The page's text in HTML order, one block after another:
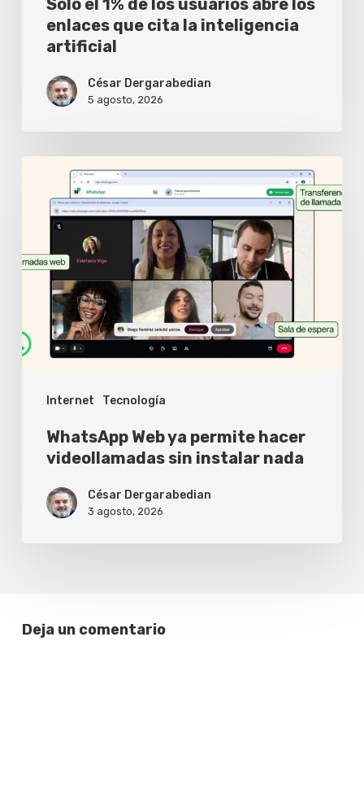
inteligencia
artificial
enlaces que cita la inteligencia
artificial
César Dergarabedian
5 agosto, 2026
Internet Tecnología
WhatsApp
hacer
videollamadas
instalar
WhatsApp Web ya permite hacer
videollamadas sin instalar nada
César Dergarabedian
3 agosto, 2026
Deja un comentario